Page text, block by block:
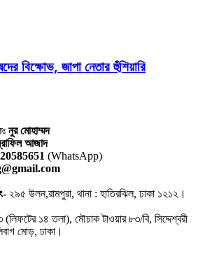
বিক্ষোভ, জাপা নেতার হুঁশিয়ারি
নুর মোহাম্মদ
আজাদ
(WhatsApp)
২৯৫ উলন,রামপুরা, থানা : হাতিরঝিল, ঢাকা ১২১২।
১৪ তলা), মৌচাক টাওয়ার ৮৩/বি, সিদ্দেশ্বরী
মোড়, ঢাকা।